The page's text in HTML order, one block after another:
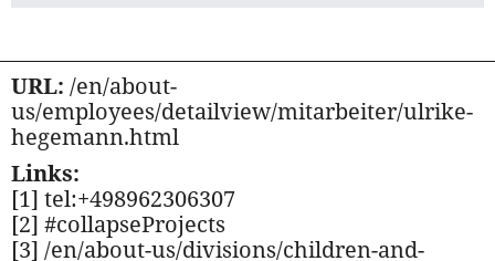
URL: /en/about-
us/employees/detailview/mitarbeiter/ulrike-
hegemann.html
Links:
[1] tel:+498962306307
[2] #collapseProjects
[3] /en/about-us/divisions/children-and-